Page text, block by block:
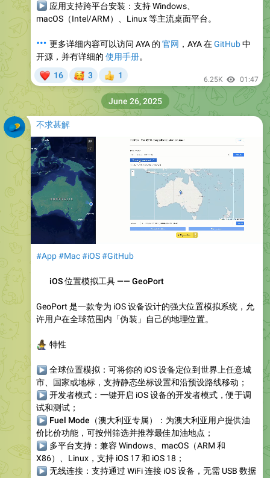
应用支持跨平台安装 ：支持 Windows、
macOS（Intel/ARM）、Linux 等主流桌面平台。
更多详细内容可以访问 AYA 的 官网 ，AYA 在GitHub中
开源，并有详细的 使用手册。
16 3
👍
1 6.25K 01:47
不求甚解
#App#Mac#iOS#GitHub
iOS 位置模拟工具 —— GeoPort
GeoPort 是一款专为 iOS 设备设计的强大位置模拟系统，允
许用户在全球范围内「伪装」自己的地理位置。
特性
全球位置模拟 ：可将你的 iOS 设备定位到世界上任意城
市、国家或地标，支持静态坐标设置和沿预设路线移动；
开发者模式：一键开启 iOS 设备的开发者模式，便于调
试和测试；
Fuel Mode （澳大利亚专属）：为澳大利亚用户提供油
价比价功能，可按州筛选并推荐最佳加油地点；
多平台支持：兼容 Windows、macOS（ARM 和
X86）、Linux，支持 iOS 17 和 iOS 18；
无线连接：支持通过 WiFi 连接 iOS 设备，无需 USB 数据
June 26, 2025